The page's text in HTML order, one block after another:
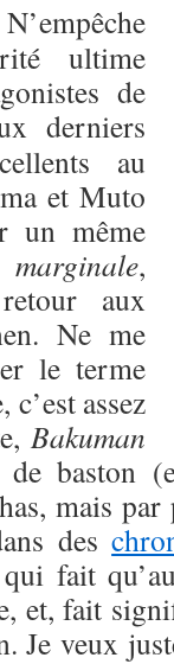
ultime
de
derniers
au
et Muto
un même
marginale,
aux
Ne me
le terme
assez
Bakuman
baston
mais
des
fait
et, fait
Je veux